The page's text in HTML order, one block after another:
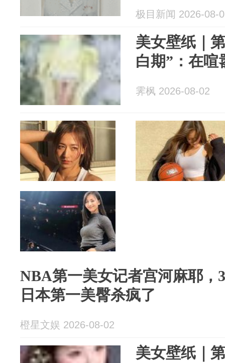
主页显示曾
事：她非常
极目新闻 2026-08-
美女壁纸｜
白期”：在喧
霁枫 2026-08-02
NBA第一美女记者宫河麻耶，
日本第一美臀杀疯了
橙星文娱 2026-08-02
美女壁纸｜